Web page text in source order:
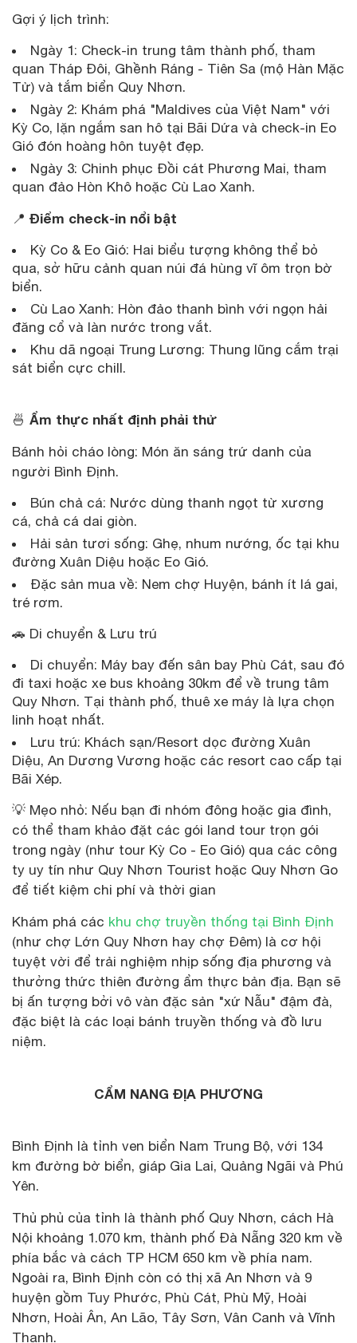
Gợi ý lịch trình:
Ngày 1: Check-in trung tâm thành phố, tham
quan Tháp Đôi, Ghềnh Ráng - Tiên Sa (mộ Hàn Mặc
Tử) và tắm biển Quy Nhơn.
Ngày 2: Khám phá "Maldives của Việt Nam" với
Kỳ Co, lặn ngắm san hô tại Bãi Dứa và check-in Eo
Gió đón hoàng hôn tuyệt đẹp.
Ngày 3: Chinh phục Đồi cát Phương Mai, tham
quan đảo Hòn Khô hoặc Cù Lao Xanh.
📍 Điểm check-in nổi bật
Kỳ Co & Eo Gió: Hai biểu tượng không thể bỏ
qua, sở hữu cảnh quan núi đá hùng vĩ ôm trọn bờ
biển.
Cù Lao Xanh: Hòn đảo thanh bình với ngọn hải
đăng cổ và làn nước trong vắt.
Khu dã ngoại Trung Lương: Thung lũng cắm trại
sát biển cực chill.
🍜 Ẩm thực nhất định phải thử
Bánh hỏi cháo lòng: Món ăn sáng trứ danh của
người Bình Định.
Bún chả cá: Nước dùng thanh ngọt từ xương
cá, chả cá dai giòn.
Hải sản tươi sống: Ghẹ, nhum nướng, ốc tại khu
đường Xuân Diệu hoặc Eo Gió.
Đặc sản mua về: Nem chợ Huyện, bánh ít lá gai,
tré rơm.
🚗 Di chuyển & Lưu trú
Di chuyển: Máy bay đến sân bay Phù Cát, sau đó
đi taxi hoặc xe bus khoảng 30km để về trung tâm
Quy Nhơn. Tại thành phố, thuê xe máy là lựa chọn
linh hoạt nhất.
Lưu trú: Khách sạn/Resort dọc đường Xuân
Diệu, An Dương Vương hoặc các resort cao cấp tại
Bãi Xép.
💡 Mẹo nhỏ: Nếu bạn đi nhóm đông hoặc gia đình,
có thể tham khảo đặt các gói land tour trọn gói
trong ngày (như tour Kỳ Co - Eo Gió) qua các công
ty uy tín như Quy Nhơn Tourist hoặc Quy Nhơn Go
để tiết kiệm chi phí và thời gian
Khám phá các khu chợ truyền thống tại Bình Định
(như chợ Lớn Quy Nhơn hay chợ Đêm) là cơ hội
tuyệt vời để trải nghiệm nhịp sống địa phương và
thưởng thức thiên đường ẩm thực bản địa. Bạn sẽ
bị ấn tượng bởi vô vàn đặc sản "xứ Nẫu" đậm đà,
đặc biệt là các loại bánh truyền thống và đồ lưu
niệm.
CẨM NANG ĐỊA PHƯƠNG
Bình Định là tỉnh ven biển Nam Trung Bộ, với 134
km đường bờ biển, giáp Gia Lai, Quảng Ngãi và Phú
Yên.
Thủ phủ của tỉnh là thành phố Quy Nhơn, cách Hà
Nội khoảng 1.070 km, thành phố Đà Nẵng 320 km về
phía bắc và cách TP HCM 650 km về phía nam.
Ngoài ra, Bình Định còn có thị xã An Nhơn và 9
huyện gồm Tuy Phước, Phù Cát, Phù Mỹ, Hoài
Nhơn, Hoài Ân, An Lão, Tây Sơn, Vân Canh và Vĩnh
Thạnh.